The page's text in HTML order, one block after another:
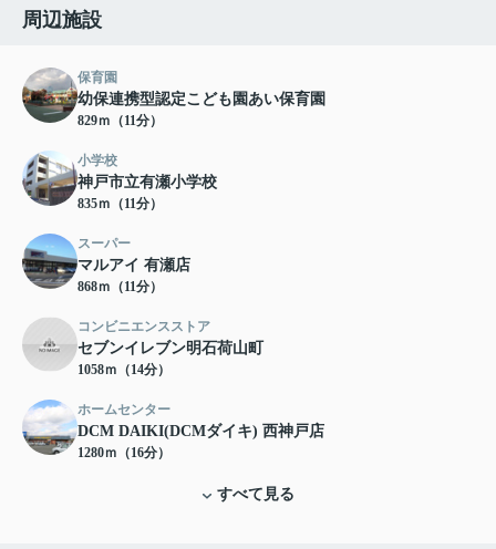
周辺施設
保育園
幼保連携型認定こども園あい保育園
829ｍ（11分）
小学校
神戸市立有瀬小学校
835ｍ（11分）
スーパー
マルアイ 有瀬店
868ｍ（11分）
コンビニエンスストア
セブンイレブン明石荷山町
1058ｍ（14分）
ホームセンター
DCM DAIKI(DCMダイキ) 西神戸店
1280ｍ（16分）
すべて見る